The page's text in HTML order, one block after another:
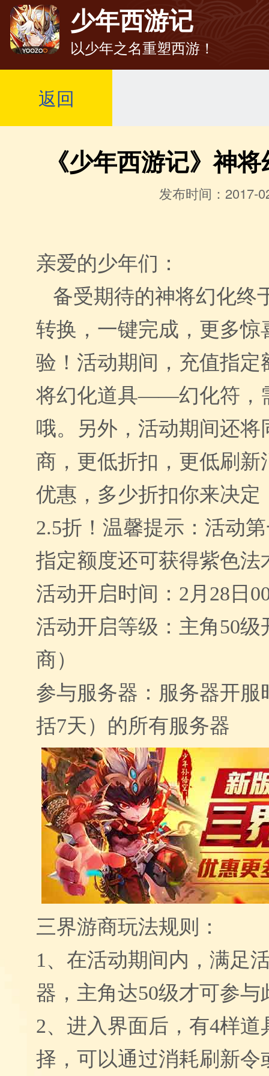
少年西游记
以少年之名重塑西游！
返回
《少年西游记》神
发布时间：2017-
亲爱的少年们：
备受期待的神将幻化终
转换，一键完成，更多惊
验！活动期间，充值指定
将幻化道具——幻化符，
哦。另外，活动期间还将
商 ，更低折扣，更低刷
优惠，多少折扣你来决定
2.5折！温馨提示：活动
指定额度还可获得紫色法
活动开启时间： 2月28日
活动开启等级：主角50级
商）
参与服务器：服务器开服
括7天）的所有服务器
三界游商玩法规则：
1 、在活动期间内，满足
器，主角达50级才可参与
2、进入界面后，有4样道
择，可以通过消耗刷新令